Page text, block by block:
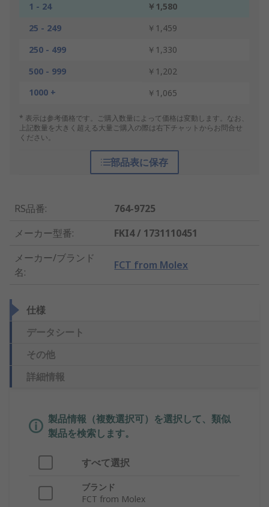
1 - 24
￥1,580
25 - 249
￥1,459
250 - 499
￥1,330
500 - 999
￥1,202
1000 +
￥1,065
* 表示は参考価格です。ご購入数量によって価格は変動します。なお、
上記数量を大きく超える大量ご購入の際は右下チャットからお問合せ
ください。
部品表に保存
RS品番:
764-9725
メーカー型番:
FKI4 / 1731110451
メーカー/ブランド
名:
FCT from Molex
仕様
データシート
その他
詳細情報
製品情報（複数選択可）を選択して、類似
製品を検索します。
すべて選択
ブランド
FCT from Molex